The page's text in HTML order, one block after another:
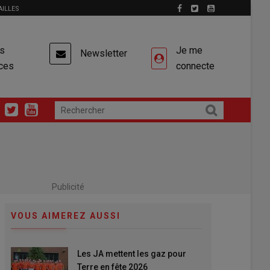
Newsletter
Je me
connecte
Publicité
VOUS AIMEREZ AUSSI
Les JA mettent les gaz pour
Terre en fête 2026